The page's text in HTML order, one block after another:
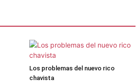
Los problemas del nuevo rico
chavista